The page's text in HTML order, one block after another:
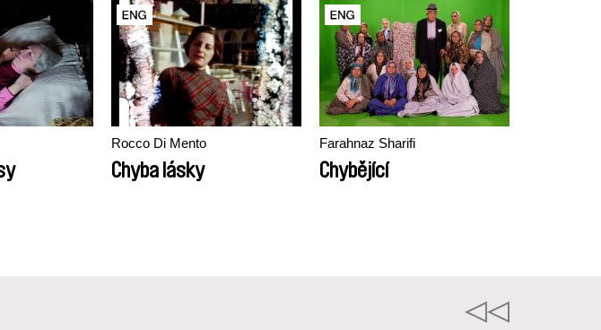
Rocco Di Mento
Chyba lásky
Farahnaz Sharifi
Chybějící